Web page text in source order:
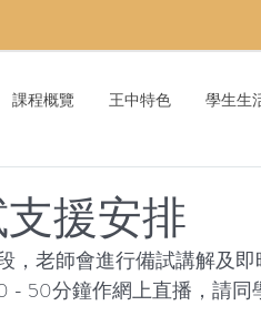
課程概覽 王中特色 學生生
援安排
，老師會進行備試講解及即
- 50分鐘作網上直播，請同